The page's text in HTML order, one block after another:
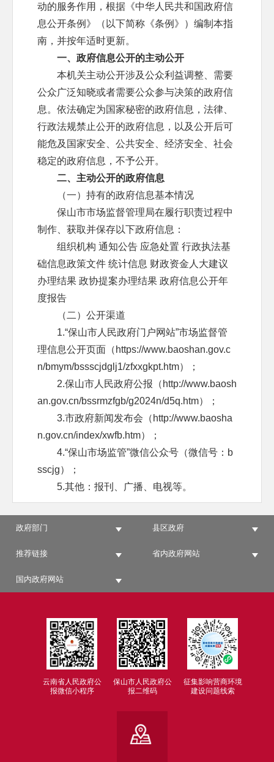
动的服务作用，根据《中华人民共和国政府信
息公开条例》（以下简称《条例》）编制本指
南，并按年适时更新。
一、政府信息公开的主动公开
本机关主动公开涉及公众利益调整、需要
公众广泛知晓或者需要公众参与决策的政府信
息。依法确定为国家秘密的政府信息，法律、
行政法规禁止公开的政府信息，以及公开后可
能危及国家安全、公共安全、经济安全、社会
稳定的政府信息，不予公开。
二、主动公开的政府信息
（一）持有的政府信息基本情况
保山市市场监督管理局在履行职责过程中
制作、获取并保存以下政府信息：
组织机构 通知公告 应急处置 行政执法基
础信息政策文件 统计信息 财政资金人大建议
办理结果 政协提案办理结果 政府信息公开年
度报告
（二）公开渠道
1.“保山市人民政府门户网站”市场监督管
理信息公开页面（https://www.baoshan.gov.c
n/bmym/bssscjdglj1/zfxxgkpt.htm）；
2.保山市人民政府公报（http://www.baosh
an.gov.cn/bssrmzfgb/g2024n/d5q.htm）；
3.市政府新闻发布会（http://www.baosha
n.gov.cn/index/xwfb.htm）；
4.“保山市场监管”微信公众号（微信号：b
sscjg）；
5.其他：报刊、广播、电视等。
线下获取方式：
号永昌传媒中心2号楼3楼市政务服务中心；
2.保山市档案馆
地址：保山市隆阳区上巷街17号档案馆；
开放时间：8:00—11:30，14:30—17:30
联系电话：0875-2120691。
地址：保山市隆阳区兰城街道永昌文化园
政府部门 县区政府
推荐链接 省内政府网站
国内政府网站
云南省人民政府公
报微信小程序
保山市人民政府公
报二维码
征集影响营商环境
建设问题线索